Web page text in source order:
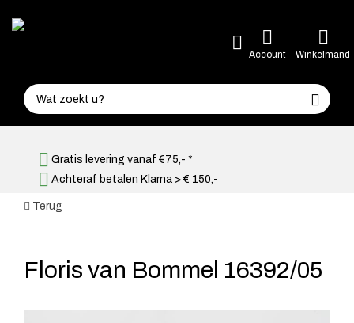
Account Winkelmand
Gratis levering vanaf €75,- *
Achteraf betalen Klarna > € 150,-
Terug
Floris van Bommel 16392/05